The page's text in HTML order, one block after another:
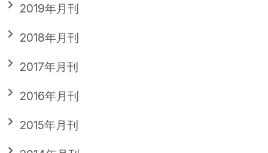
2019年月刊
2018年月刊
2017年月刊
2016年月刊
2015年月刊